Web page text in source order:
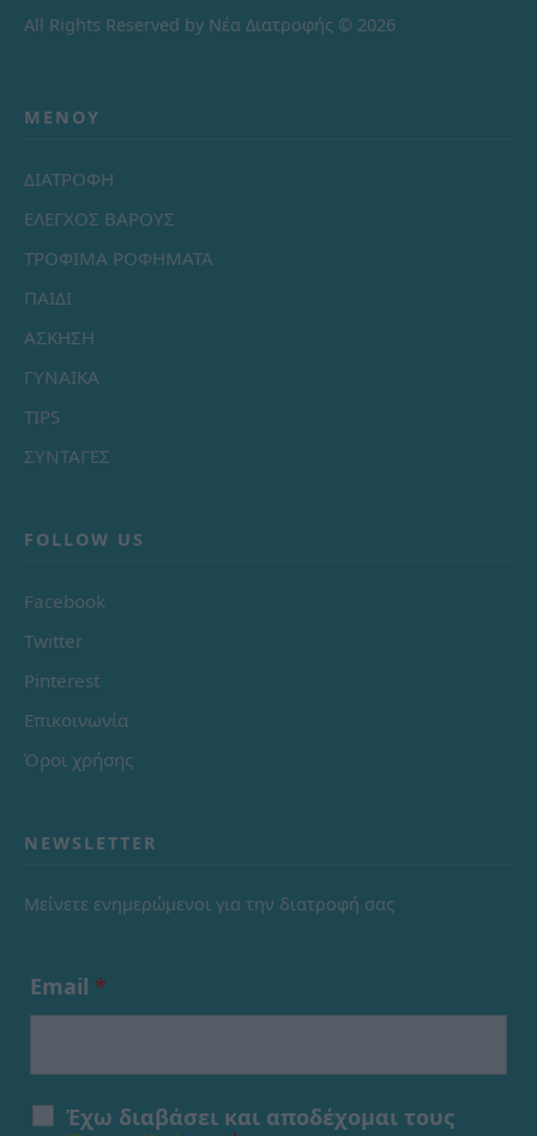
All Rights Reserved by Νέα Διατροφής © 2026
ΜΕΝΟΎ
ΔΙΑΤΡΟΦΗ
ΕΛΕΓΧΟΣ ΒΑΡΟΥΣ
ΤΡΟΦΙΜΑ ΡΟΦΗΜΑΤΑ
ΠΑΙΔΙ
ΑΣΚΗΣΗ
ΓΥΝΑΙΚΑ
TIPS
ΣΥΝΤΑΓΕΣ
FOLLOW US
Facebook
Twitter
Pinterest
Επικοινωνία
Όροι χρήσης
NEWSLETTER
Μείνετε ενημερώμενοι για την διατροφή σας
Email *
Έχω διαβάσει και αποδέχομαι τους